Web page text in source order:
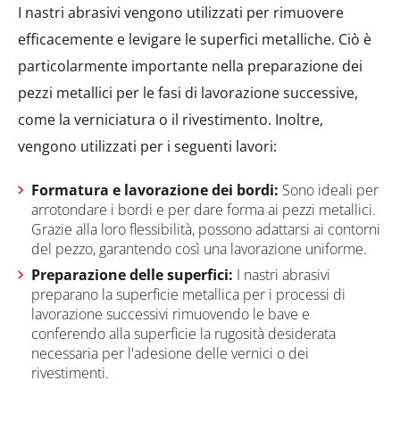
I nastri abrasivi vengono utilizzati per rimuovere
efficacemente e levigare le superfici metalliche. Ciò è
particolarmente importante nella preparazione dei
pezzi metallici per le fasi di lavorazione successive,
come la verniciatura o il rivestimento. Inoltre,
vengono utilizzati per i seguenti lavori:
Formatura e lavorazione dei bordi: Sono ideali per
arrotondare i bordi e per dare forma ai pezzi metallici.
Grazie alla loro flessibilità, possono adattarsi ai contorni
del pezzo, garantendo così una lavorazione uniforme.
Preparazione delle superfici: I nastri abrasivi
preparano la superficie metallica per i processi di
lavorazione successivi rimuovendo le bave e
conferendo alla superficie la rugosità desiderata
necessaria per l'adesione delle vernici o dei
rivestimenti.